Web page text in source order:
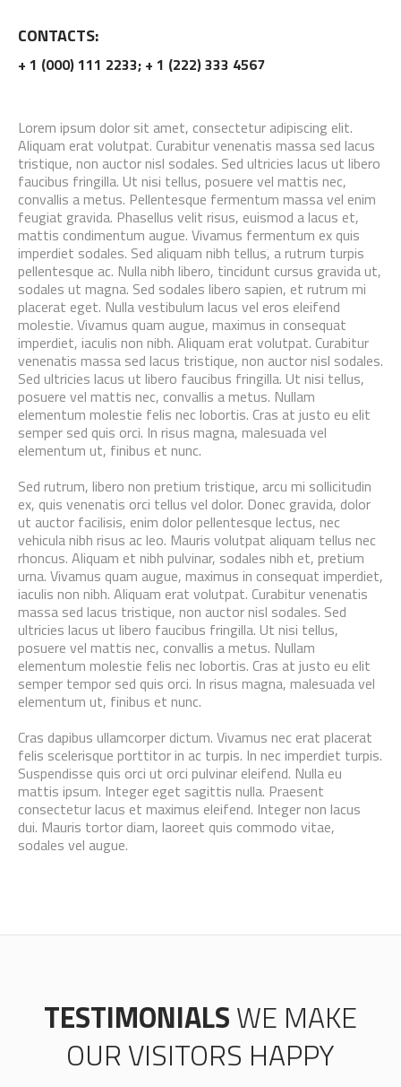
CONTACTS:
+ 1 (000) 111 2233; + 1 (222) 333 4567
Lorem ipsum dolor sit amet, consectetur adipiscing elit.
Aliquam erat volutpat. Curabitur venenatis massa sed lacus
tristique, non auctor nisl sodales. Sed ultricies lacus ut libero
faucibus fringilla. Ut nisi tellus, posuere vel mattis nec,
convallis a metus. Pellentesque fermentum massa vel enim
feugiat gravida. Phasellus velit risus, euismod a lacus et,
mattis condimentum augue. Vivamus fermentum ex quis
imperdiet sodales. Sed aliquam nibh tellus, a rutrum turpis
pellentesque ac. Nulla nibh libero, tincidunt cursus gravida ut,
sodales ut magna. Sed sodales libero sapien, et rutrum mi
placerat eget. Nulla vestibulum lacus vel eros eleifend
molestie. Vivamus quam augue, maximus in consequat
imperdiet, iaculis non nibh. Aliquam erat volutpat. Curabitur
venenatis massa sed lacus tristique, non auctor nisl sodales.
Sed ultricies lacus ut libero faucibus fringilla. Ut nisi tellus,
posuere vel mattis nec, convallis a metus. Nullam
elementum molestie felis nec lobortis. Cras at justo eu elit
semper sed quis orci. In risus magna, malesuada vel
elementum ut, finibus et nunc.
Sed rutrum, libero non pretium tristique, arcu mi sollicitudin
ex, quis venenatis orci tellus vel dolor. Donec gravida, dolor
ut auctor facilisis, enim dolor pellentesque lectus, nec
vehicula nibh risus ac leo. Mauris volutpat aliquam tellus nec
rhoncus. Aliquam et nibh pulvinar, sodales nibh et, pretium
urna. Vivamus quam augue, maximus in consequat imperdiet,
iaculis non nibh. Aliquam erat volutpat. Curabitur venenatis
massa sed lacus tristique, non auctor nisl sodales. Sed
ultricies lacus ut libero faucibus fringilla. Ut nisi tellus,
posuere vel mattis nec, convallis a metus. Nullam
elementum molestie felis nec lobortis. Cras at justo eu elit
semper tempor sed quis orci. In risus magna, malesuada vel
elementum ut, finibus et nunc.
Cras dapibus ullamcorper dictum. Vivamus nec erat placerat
felis scelerisque porttitor in ac turpis. In nec imperdiet turpis.
Suspendisse quis orci ut orci pulvinar eleifend. Nulla eu
mattis ipsum. Integer eget sagittis nulla. Praesent
consectetur lacus et maximus eleifend. Integer non lacus
dui. Mauris tortor diam, laoreet quis commodo vitae,
sodales vel augue.
TESTIMONIALSWE MAKE
OUR VISITORS HAPPY